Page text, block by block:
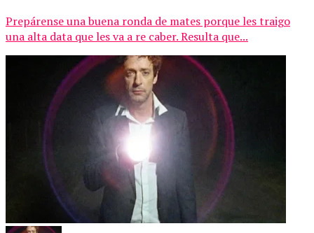
Prepárense una buena ronda de mates porque les traigo
una alta data que les va a re caber. Resulta que...